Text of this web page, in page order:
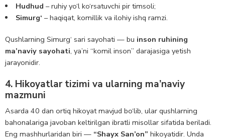
Hudhud – ruhiy yo‘l ko‘rsatuvchi pir timsoli;
Simurg‘ – haqiqat, komillik va ilohiy ishq ramzi.
Qushlarning Simurg‘ sari sayohati — bu inson ruhining
ma’naviy sayohati, ya’ni “komil inson” darajasiga yetish
jarayonidir.
4. Hikoyatlar tizimi va ularning ma’naviy
mazmuni
Asarda 40 dan ortiq hikoyat mavjud bo‘lib, ular qushlarning
bahonalariga javoban keltirilgan ibratli misollar sifatida beriladi.
Eng mashhurlaridan biri — “Shayx San’on” hikoyatidir. Unda